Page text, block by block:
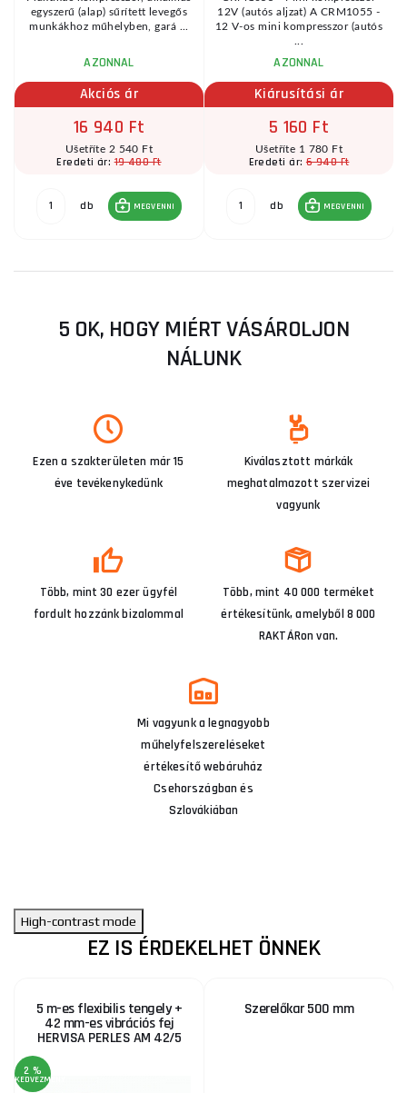
egyszerű (alap) sűrített levegős
munkákhoz műhelyben, gará ...
AZONNAL
Akciós ár
16 940 Ft
Ušetříte 2 540 Ft
Eredeti ár:19 480 Ft
db MEGVENNI
12V (autós aljzat) A CRM1055 -
12 V-os mini kompresszor (autós
AZONNAL
Kiárusítási ár
5 160 Ft
Ušetříte 1 780 Ft
Eredeti ár:6 940 Ft
db MEGVENNI
5 OK, HOGY MIÉRT VÁSÁROLJON
NÁLUNK
Ezen a szakterületen már 15
éve tevékenykedünk
Kiválasztott márkák
meghatalmazott szervizei
vagyunk
Több, mint 30 ezer ügyfél
fordult hozzánk bizalommal
Több, mint 40 000 terméket
értékesítünk, amelyből 8 000
RAKTÁRon van.
Mi vagyunk a legnagyobb
műhelyfelszereléseket
értékesítő webáruház
Csehországban és
Szlovákiában
High-contrast mode
EZ IS ÉRDEKELHET ÖNNEK
5 m-es flexibilis tengely +
42 mm-es vibrációs fej
HERVISA PERLES AM 42/5
2 %
KEDVEZMÉNY
Szerelőkar 500 mm